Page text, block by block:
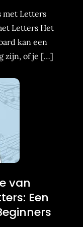
met Letters
Letters Het
kan een
zijn, of je […]
van
Een